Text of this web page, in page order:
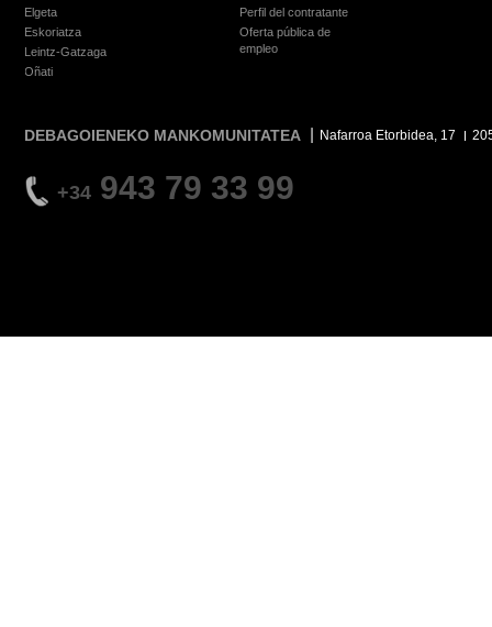
Elgeta
Eskoriatza
Leintz-Gatzaga
Oñati
Perfil del contratante
Oferta pública de
empleo
DEBAGOIENEKO MANKOMUNITATEA Nafarroa Etorbidea, 17
+34 943 79 33 99